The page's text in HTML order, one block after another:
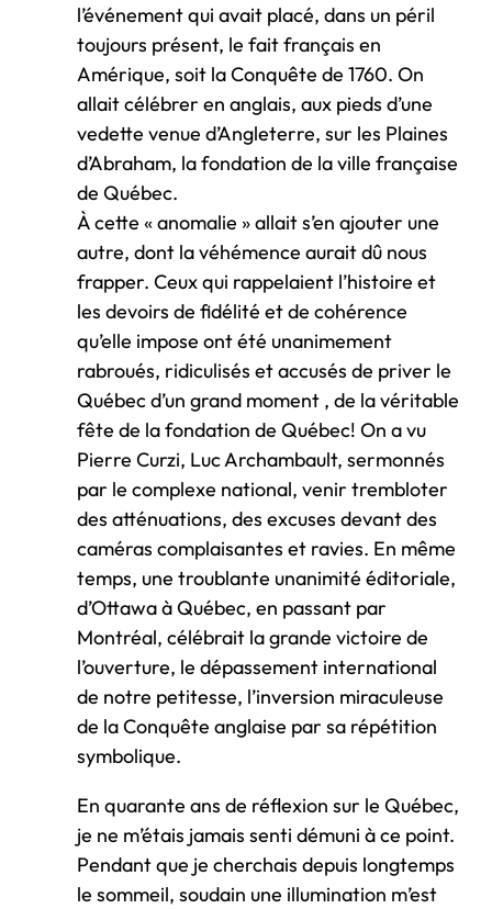
l’événement qui avait placé, dans un péril
toujours présent, le fait français en
Amérique, soit la Conquête de 1760. On
allait célébrer en anglais, aux pieds d’une
vedette venue d’Angleterre, sur les Plaines
d’Abraham, la fondation de la ville française
de Québec.
À cette « anomalie » allait s’en ajouter une
autre, dont la véhémence aurait dû nous
frapper. Ceux qui rappelaient l’histoire et
les devoirs de fidélité et de cohérence
qu’elle impose ont été unanimement
rabroués, ridiculisés et accusés de priver le
Québec d’un grand moment , de la véritable
fête de la fondation de Québec! On a vu
Pierre Curzi, Luc Archambault, sermonnés
par le complexe national, venir trembloter
des atténuations, des excuses devant des
caméras complaisantes et ravies. En même
temps, une troublante unanimité éditoriale,
d’Ottawa à Québec, en passant par
Montréal, célébrait la grande victoire de
l’ouverture, le dépassement international
de notre petitesse, l’inversion miraculeuse
de la Conquête anglaise par sa répétition
symbolique.
En quarante ans de réflexion sur le Québec,
je ne m’étais jamais senti démuni à ce point.
Pendant que je cherchais depuis longtemps
le sommeil, soudain une illumination m’est